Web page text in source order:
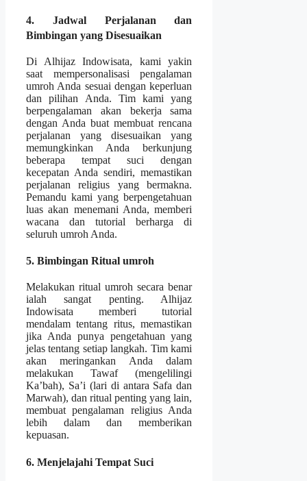
4. Jadwal Perjalanan dan
Bimbingan yang Disesuaikan
Di Alhijaz Indowisata, kami yakin
saat mempersonalisasi pengalaman
umroh Anda sesuai dengan keperluan
dan pilihan Anda. Tim kami yang
berpengalaman akan bekerja sama
dengan Anda buat membuat rencana
perjalanan yang disesuaikan yang
memungkinkan Anda berkunjung
beberapa tempat suci dengan
kecepatan Anda sendiri, memastikan
perjalanan religius yang bermakna.
Pemandu kami yang berpengetahuan
luas akan menemani Anda, memberi
wacana dan tutorial berharga di
seluruh umroh Anda.
5. Bimbingan Ritual umroh
Melakukan ritual umroh secara benar
ialah sangat penting. Alhijaz
Indowisata memberi tutorial
mendalam tentang ritus, memastikan
jika Anda punya pengetahuan yang
jelas tentang setiap langkah. Tim kami
akan meringankan Anda dalam
melakukan Tawaf (mengelilingi
Ka’bah), Sa’i (lari di antara Safa dan
Marwah), dan ritual penting yang lain,
membuat pengalaman religius Anda
lebih dalam dan memberikan
kepuasan.
6. Menjelajahi Tempat Suci